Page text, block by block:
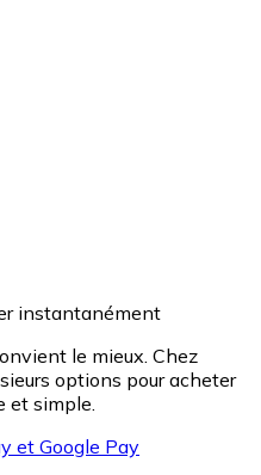
instantanément
le mieux. Chez
options pour acheter
et simple.
et Google Pay